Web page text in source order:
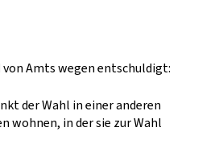
Amts wegen entschuldigt:
der Wahl in einer anderen
wohnen, in der sie zur Wahl